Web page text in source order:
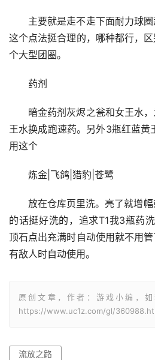
主要就是走不走下面耐力球
这个点法挺合理的，哪种都行，
个大型团圈。
药剂
暗金药剂灰烬之瓮和女王水
王水换成跑速药。另外3瓶红蓝黄
用这个
炼金|飞鸽|猎豹|苍鹭
放在仓库页里洗。亮了就增
的话挺好洗的，追求T1我3瓶药
顶石点出充满时自动使用就不用
有敌人时自动使用。
原创文章，作者：游戏小编，如
https://www.uc1z.com/gl/
流放之路